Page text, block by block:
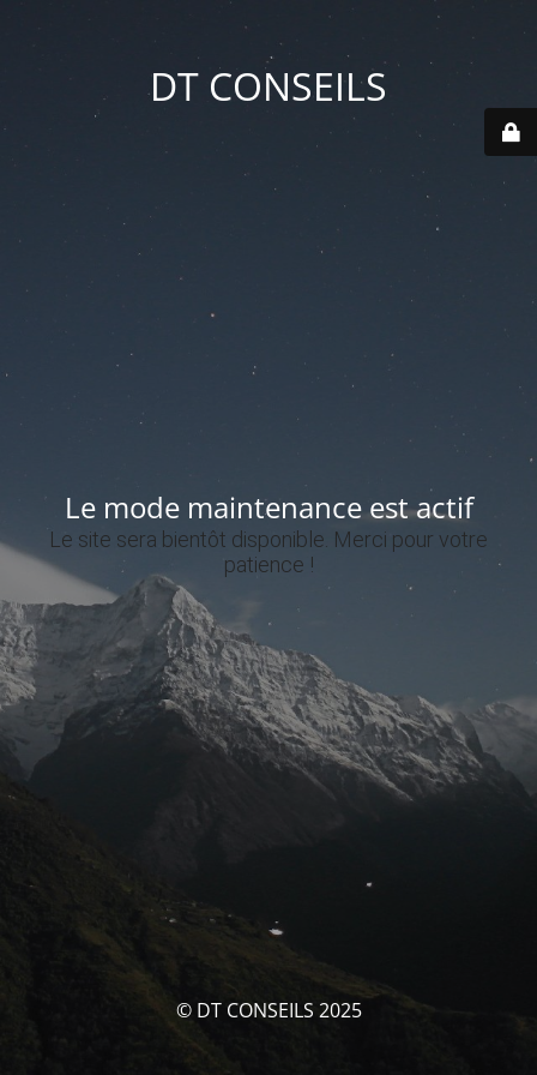
DT CONSEILS
Le mode maintenance est actif
Le site sera bientôt disponible. Merci pour votre
patience !
© DT CONSEILS 2025